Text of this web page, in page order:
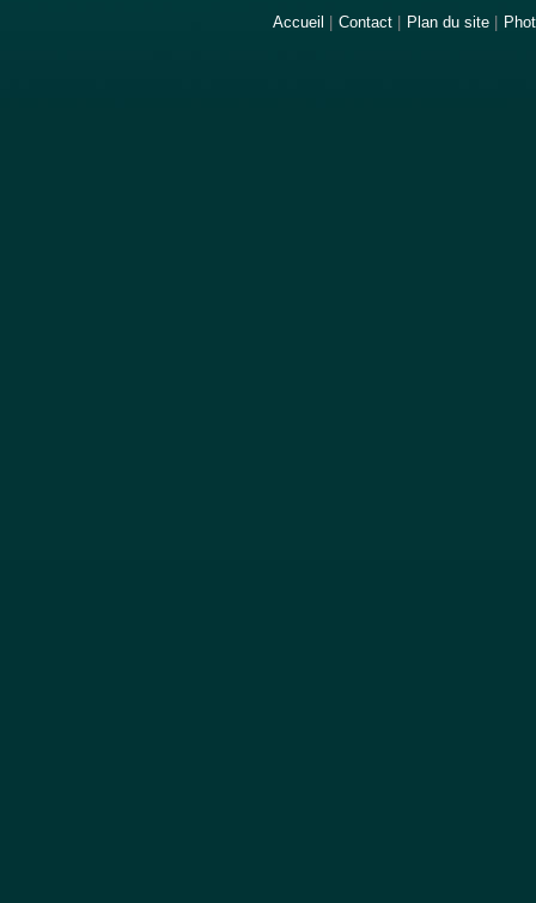
Accueil Contact Plan du site